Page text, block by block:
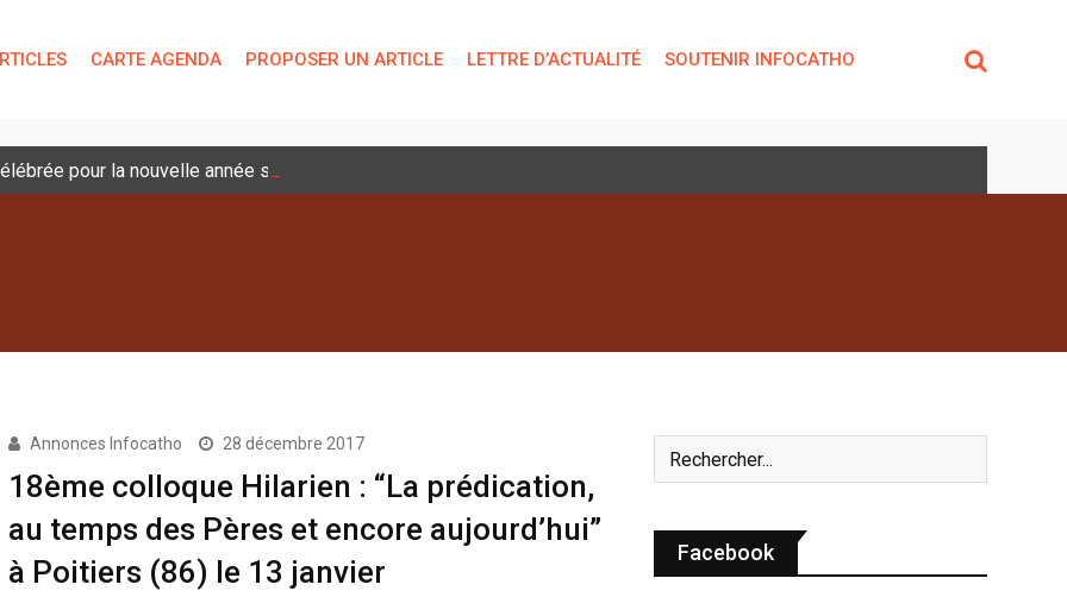
CARTE AGENDA PROPOSER UN ARTICLE LETTRE D’ACTUALITÉ SOUTENIR INFOCATHO
pour la nouvelle année scolaire
Annonces Infocatho 28 décembre 2017
18ème colloque Hilarien : “La prédication,
au temps des Pères et encore aujourd’hui”
à Poitiers (86) le 13 janvier
Facebook